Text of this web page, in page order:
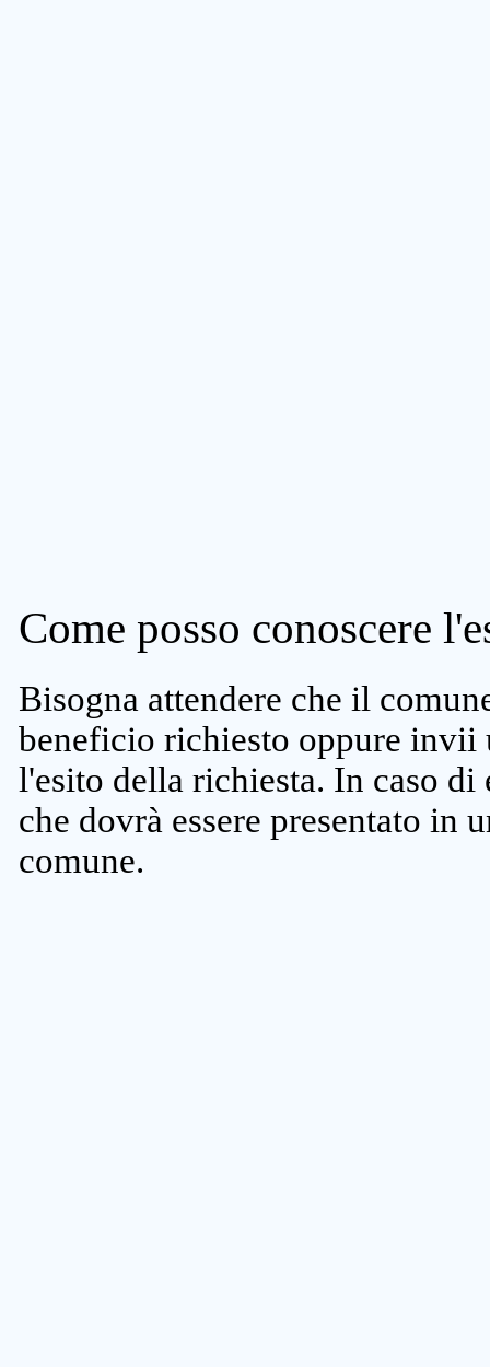
Come posso conoscere
Bisogna attendere che il
beneficio richiesto oppure invii
l'esito della richiesta. In caso
che dovrà essere presentato in
comune.